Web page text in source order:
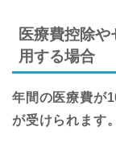
医療費控除
用する場合
年間の医療費が
が受けられます。